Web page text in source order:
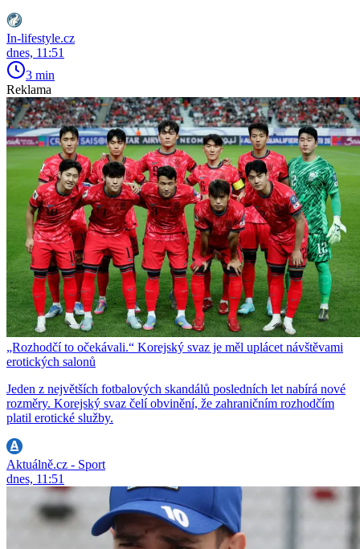
In-lifestyle.cz
dnes, 11:51
3 min
Reklama
„Rozhodčí to očekávali.“ Korejský svaz je měl uplácet návštěvami
erotických salonů
Jeden z největších fotbalových skandálů posledních let nabírá nové
rozměry. Korejský svaz čelí obvinění, že zahraničním rozhodčím
platil erotické služby.
Aktuálně.cz - Sport
dnes, 11:51